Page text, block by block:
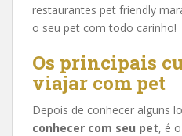
restaurantes pet friendly
o seu pet com todo carinho!
Os principais
viajar com pet
Depois de conhecer alguns
conhecer com seu pet, é